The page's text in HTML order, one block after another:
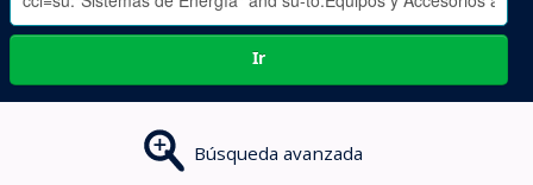
Ir
Búsqueda avanzada